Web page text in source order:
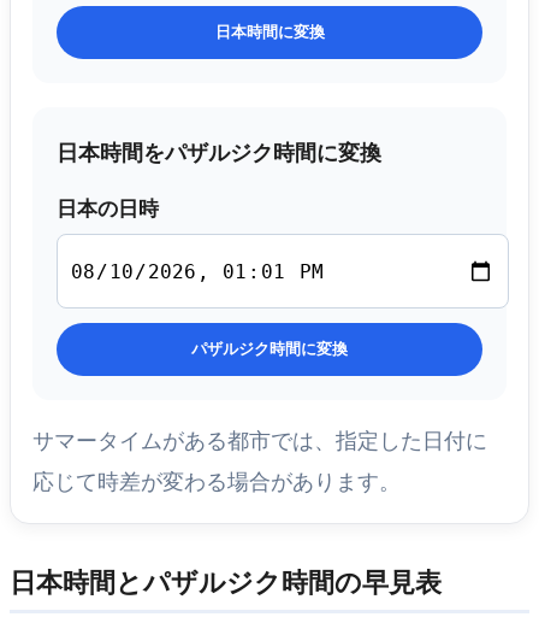
日本時間に変換
日本時間をパザルジク時間に変換
日本の日時
パザルジク時間に変換
サマータイムがある都市では、指定した日付に
応じて時差が変わる場合があります。
日本時間とパザルジク時間の早見表